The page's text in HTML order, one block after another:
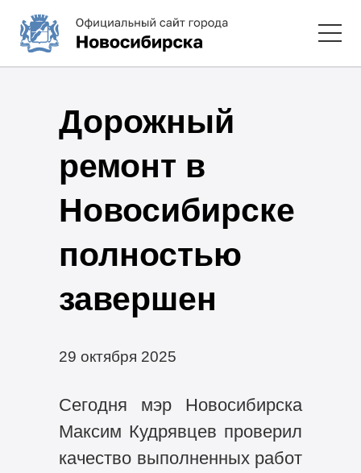
Дорожный
ремонт в
Новосибирске
полностью
завершен
29 октября 2025
Сегодня мэр Новосибирска
Максим Кудрявцев проверил
качество выполненных работ